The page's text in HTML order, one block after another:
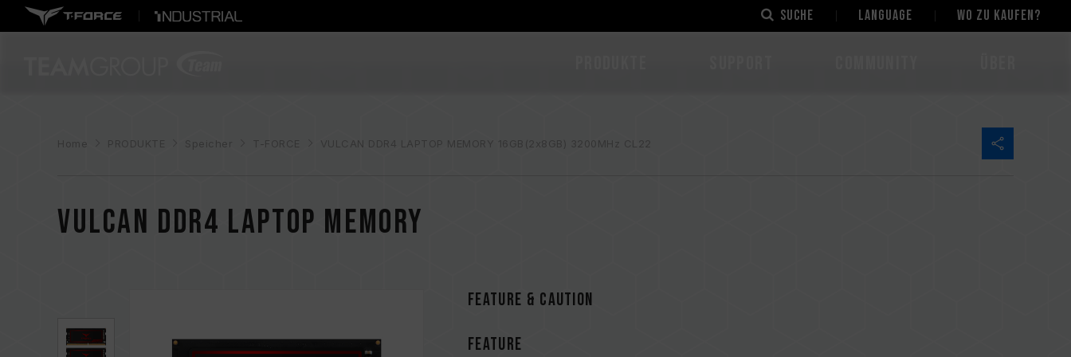
Suche LANGUAGE Wo zu kaufen?
Home PRODUKTE Speicher T-FORCE VULCAN DDR4 LAPTOP MEMORY 16GB(2x8GB) 3200MHz CL22
VULCAN DDR4 LAPTOP MEMORY
FEATURE & CAUTION
FEATURE